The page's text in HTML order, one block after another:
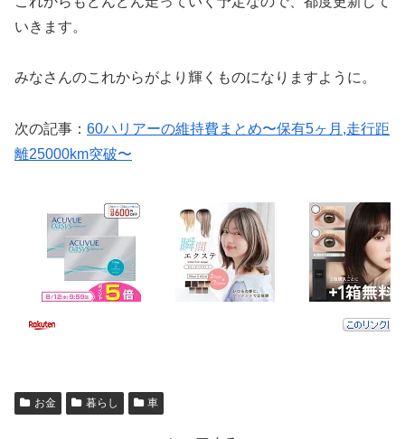
いきます。
みなさんのこれからがより輝くものになりますように。
次の記事： 60ハリアーの維持費まとめ〜保有5ヶ月,走行距
離25000km突破〜
お金 暮らし 車